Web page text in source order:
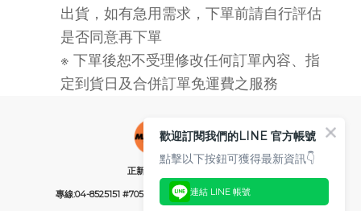
出貨，如有急用需求，下單前請自行評估
是否同意再下單
※ 下單後恕不受理修改任何訂單內容、指
定到貨日及合併訂單免運費之服務
正新橡膠工業股份有限公司
專線:04-8525151 #705 (服務時間：週一~週AM08:00~PM05:30)
歡迎訂閱我們的LINE 官方帳號
點擊以下按鈕可獲得最新資訊👇
連結 LINE 帳號